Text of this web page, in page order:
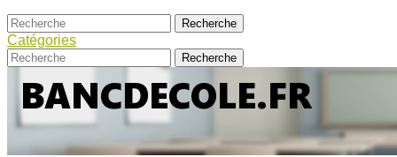
Catégories